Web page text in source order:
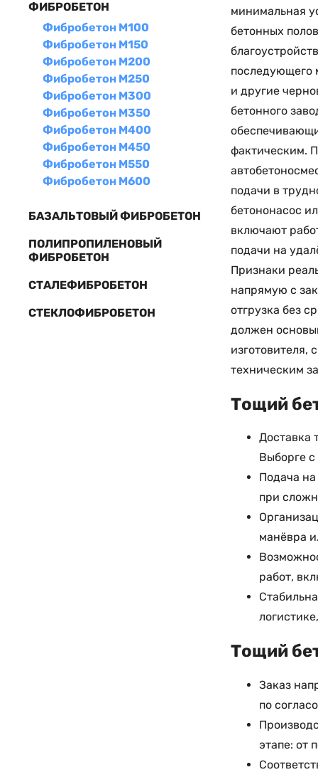
ФИБРОБЕТОН
Фибробетон М100
Фибробетон М150
Фибробетон М200
Фибробетон М250
Фибробетон М300
Фибробетон М350
Фибробетон М400
Фибробетон М450
Фибробетон М550
Фибробетон М600
БАЗАЛЬТОВЫЙ ФИБРОБЕТОН
ПОЛИПРОПИЛЕНОВЫЙ
ФИБРОБЕТОН
СТАЛЕФИБРОБЕТОН
СТЕКЛОФИБРОБЕТОН
минимальная
бетонных
последующего
и другие
бетонного
фактическим.
подачи в
бетононасос
включают
подачи на
Признаки
напрямую с
отгрузка без
должен
изготовителя,
техническим
Тощий
Доставка
Выборге
Подача на
при
манёвра
работ,
Тощий
Заказ
по
этапе: от